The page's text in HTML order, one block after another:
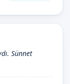
Sünnet